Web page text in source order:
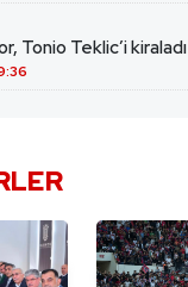
Tonio Teklic’i kiraladı